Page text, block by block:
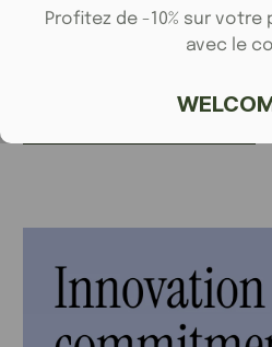
Profitez de -10% sur
avec le